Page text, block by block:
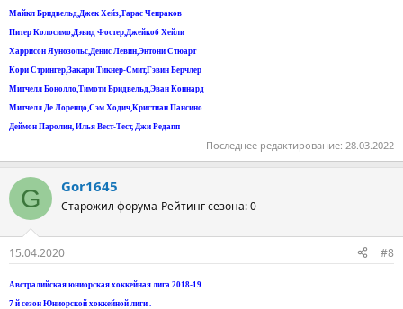
Майкл Бридвельд,Джек Хейз,Тарас Чепраков
Питер Колосимо,Дэвид Фостер,Джейкоб Хейли
Харрисон Яунозольс,Денис Левин,Энтони Стюарт
Кори Стрингер,Закари Тикнер-Смит,Гэвин Берчлер
Митчелл Бонолло,Тимоти Бридвельд,Эван Коннард
Митчелл Де Лоренцо,Сэм Ходич,Кристиан Пансино
Деймон Паролин, Илья Вест-Тест, Джи Редапп
Последнее редактирование: 28.03.2022
G Gor1645
Старожил форума Рейтинг сезона: 0
15.04.2020 #8
Австралийская юниорская хоккейная лига 2018-19
7 й сезон Юниорской хоккейной лиги .